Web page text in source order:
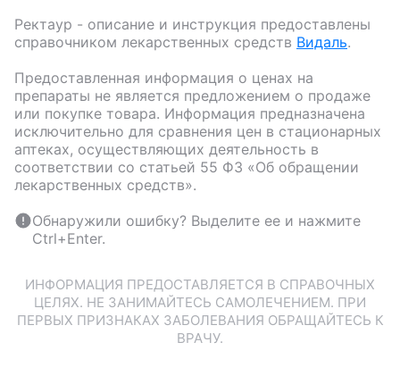
Ректаур - описание и инструкция предоставлены
справочником лекарственных средств Видаль.
Предоставленная информация о ценах на
препараты не является предложением о продаже
или покупке товара. Информация предназначена
исключительно для сравнения цен в стационарных
аптеках, осуществляющих деятельность в
соответствии со статьей 55 ФЗ «Об обращении
лекарственных средств».
Обнаружили ошибку? Выделите ее и нажмите
Ctrl+Enter.
ИНФОРМАЦИЯ ПРЕДОСТАВЛЯЕТСЯ В СПРАВОЧНЫХ
ЦЕЛЯХ. НЕ ЗАНИМАЙТЕСЬ САМОЛЕЧЕНИЕМ. ПРИ
ПЕРВЫХ ПРИЗНАКАХ ЗАБОЛЕВАНИЯ ОБРАЩАЙТЕСЬ К
ВРАЧУ.